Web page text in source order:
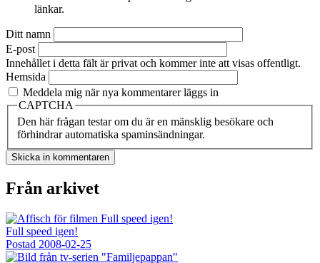
länkar.
Ditt namn
E-post
Innehållet i detta fält är privat och kommer inte att visas offentligt.
Hemsida
Meddela mig när nya kommentarer läggs in
CAPTCHA
Den här frågan testar om du är en mänsklig besökare och
förhindrar automatiska spaminsändningar.
Från arkivet
Full speed igen!
Postad 2008-02-25